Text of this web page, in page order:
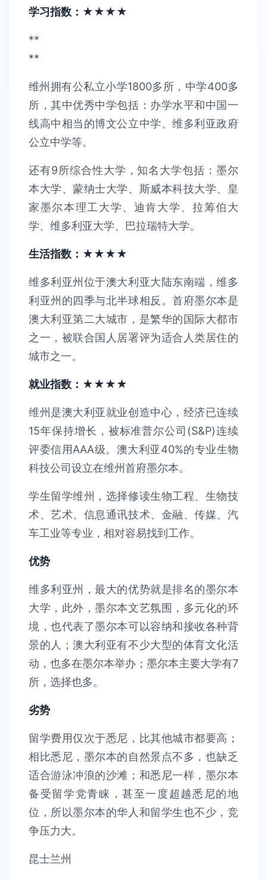
学习指数：★★★★
**
**
维州拥有公私立小学1800多所，中学400多
所，其中优秀中学包括：办学水平和中国一
线高中相当的博文公立中学、维多利亚政府
公立中学等。
还有9所综合性大学，知名大学包括：墨尔
本大学、蒙纳士大学、斯威本科技大学、皇
家墨尔本理工大学、迪肯大学、拉筹伯大
学、维多利亚大学、巴拉瑞特大学。
生活指数：★★★★
维多利亚州位于澳大利亚大陆东南端，维多
利亚州的四季与北半球相反。首府墨尔本是
澳大利亚第二大城市，是繁华的国际大都市
之一，被联合国人居署评为适合人类居住的
城市之一。
就业指数：★★★★
维州是澳大利亚就业创造中心，经济已连续
15年保持增长，被标准普尔公司(S&P)连续
评委信用AAA级。澳大利亚40%的专业生物
科技公司设立在维州首府墨尔本。
学生留学维州，选择修读生物工程、生物技
术、艺术、信息通讯技术、金融、传媒、汽
车工业等专业，相对容易找到工作。
优势
维多利亚州，最大的优势就是排名的墨尔本
大学，此外，墨尔本文艺氛围，多元化的环
境，也代表了墨尔本可以容纳和接收各种背
景的人；澳大利亚有不少大型的体育文化活
动，也多在墨尔本举办；墨尔本主要大学有7
所，选择也多。
劣势
留学费用仅次于悉尼，比其他城市都要高；
相比悉尼，墨尔本的自然景点不多，也缺乏
适合游泳冲浪的沙滩；和悉尼一样，墨尔本
备受留学党青睐，甚至一度超越悉尼的地
位，所以墨尔本的华人和留学生也不少，竞
争压力大。
昆士兰州